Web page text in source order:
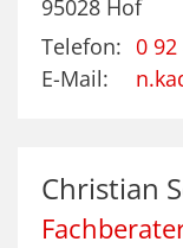
95028 Hof
Telefon: 0
E-Mail:
Christian